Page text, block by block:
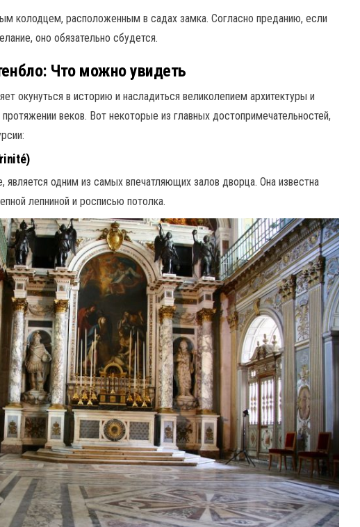
колодцем, расположенным в садах замка. Согласно преданию, если
оно обязательно сбудется.
Что можно увидеть
окунуться в историю и насладиться великолепием архитектуры и
веков. Вот некоторые из главных достопримечательностей,
является одним из самых впечатляющих залов дворца. Она известна
лепниной и росписью потолка.